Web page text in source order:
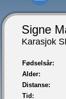
Signe
Karasjok
Fødselsår:
Alder:
Distanse:
Tid: